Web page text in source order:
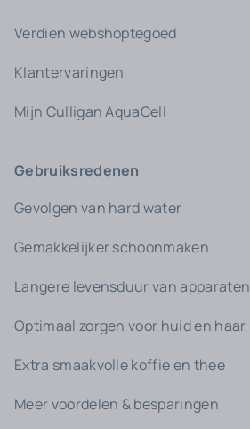
Verdien webshoptegoed
Klantervaringen
Mijn Culligan AquaCell
Gebruiksredenen
Gevolgen van hard water
Gemakkelijker schoonmaken
Langere levensduur van apparaten
Optimaal zorgen voor huid en haar
Extra smaakvolle koffie en thee
Meer voordelen & besparingen